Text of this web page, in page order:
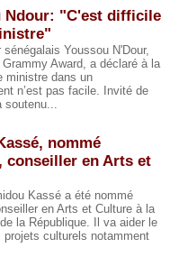
Ndour: "C'est difficile
sénégalais Youssou N'Dour,
Grammy Award, a déclaré à la
ministre dans un
n’est pas facile. Invité de
nommé
conseiller en Arts et
Kassé a été nommé
en Arts et Culture à la
la République. Il va aider le
culturels notamment